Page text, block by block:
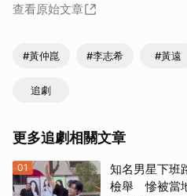
查看原始文章
#黃仲崑 #李志希 #黃遠
追劇
更多追劇相關文章
01
知名男星下班
檢舉 慘被當